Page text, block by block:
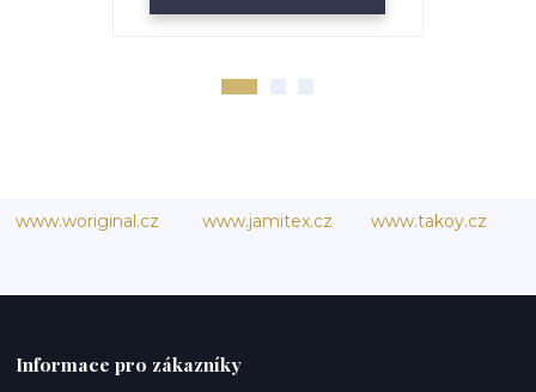
www.woriginal.cz www.jamitex.cz www.takoy.cz
Informace pro zákazníky